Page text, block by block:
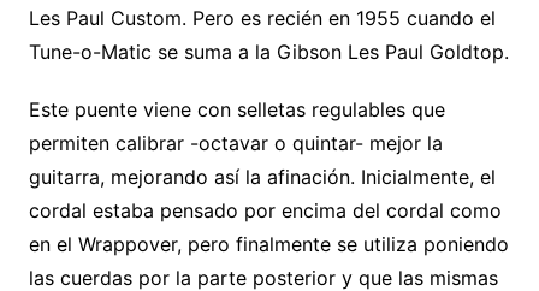
Les Paul Custom. Pero es recién en 1955 cuando el
Tune-o-Matic se suma a la Gibson Les Paul Goldtop.
Este puente viene con selletas regulables que
permiten calibrar -octavar o quintar- mejor la
guitarra, mejorando así la afinación. Inicialmente, el
cordal estaba pensado por encima del cordal como
en el Wrappover, pero finalmente se utiliza poniendo
las cuerdas por la parte posterior y que las mismas